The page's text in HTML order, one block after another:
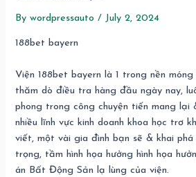
Bywordpressauto/ July 2, 2024
188bet bayern
Viện 188bet bayern là 1 trong nền
thăm dò điều tra hàng đầu ngày nay,
phong trong công chuyện tiến mang lại
nhiều lĩnh vực kinh doanh khoa học trơ
viết, một vài gia đình bạn sẽ & khai phá
trọng, tầm hình họa hưởng hình họa
án Bất Động Sản lạ lùng của viện.